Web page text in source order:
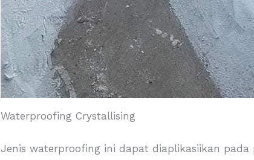
Waterproofing Crystallising
Jenis waterproofing ini dapat diaplikasiikan